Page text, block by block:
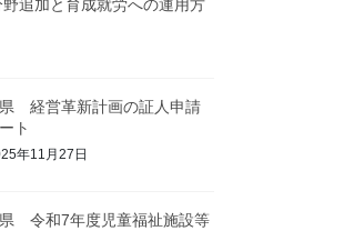
追加と育成就労への運用方
経営革新計画の証人申請
ト
年11月27日
令和7年度児童福祉施設等